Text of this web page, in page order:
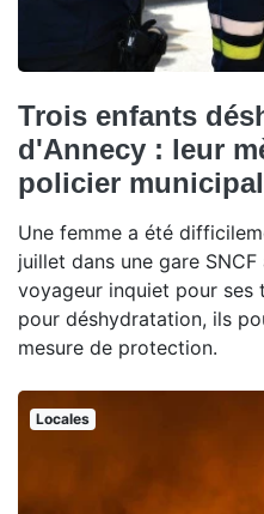
Trois enfants
d'Annecy : leur
policier municipal
Une femme a été
juillet dans une gare SNCF
voyageur inquiet pour ses
pour déshydratation, ils
mesure de protection.
Locales